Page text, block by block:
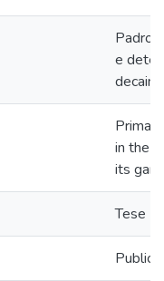
e
in the
its
Tese